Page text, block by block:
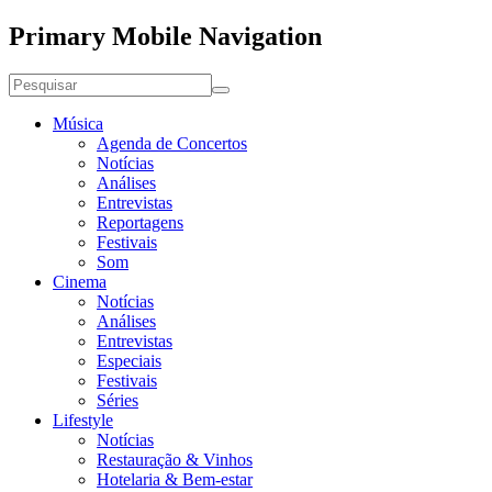
Primary Mobile Navigation
Música
Agenda de Concertos
Notícias
Análises
Entrevistas
Reportagens
Festivais
Som
Cinema
Notícias
Análises
Entrevistas
Especiais
Festivais
Séries
Lifestyle
Notícias
Restauração & Vinhos
Hotelaria & Bem-estar